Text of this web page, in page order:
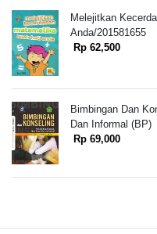
Melejitkan
Anda/201581655
Rp 62,500
Bimbingan Dan
Dan Informal (BP)
Rp 69,000